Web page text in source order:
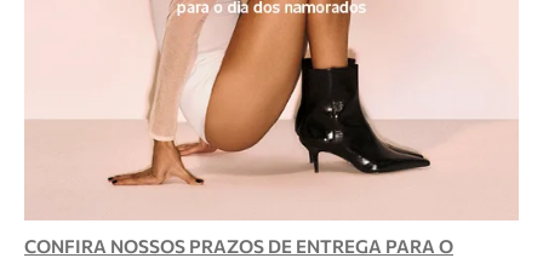
CONFIRA NOSSOS PRAZOS DE ENTREGA PARA O